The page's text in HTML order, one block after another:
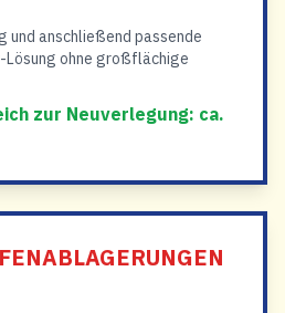
und anschließend passende
ohne großflächige
zur Neuverlegung: ca.